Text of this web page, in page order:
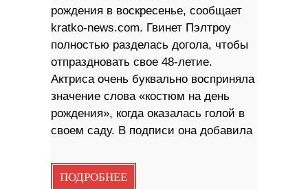
рождения в воскресенье, сообщает
kratko-news.com. Гвинет Пэлтроу
полностью разделась догола, чтобы
отпраздновать свое 48-летие.
Актриса очень буквально восприняла
значение слова «костюм на день
рождения», когда оказалась голой в ​​
своем саду. В подписи она добавила
ПОДРОБНЕЕ